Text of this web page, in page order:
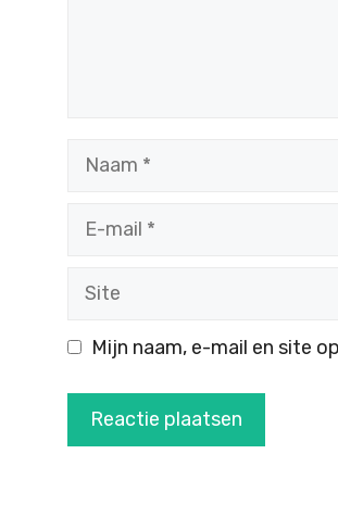
Naam
Site
Mijn naam, e-mail en site